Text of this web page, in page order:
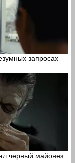
запросах
черный майонез